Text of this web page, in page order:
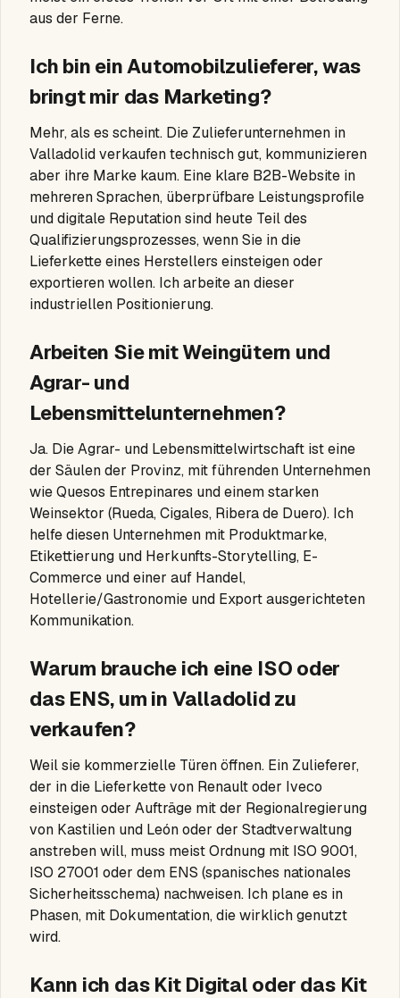
aus der Ferne.
Ich bin ein Automobilzulieferer, was
bringt mir das Marketing?
Mehr, als es scheint. Die Zulieferunternehmen in
Valladolid verkaufen technisch gut, kommunizieren
aber ihre Marke kaum. Eine klare B2B-Website in
mehreren Sprachen, überprüfbare Leistungsprofile
und digitale Reputation sind heute Teil des
Qualifizierungsprozesses, wenn Sie in die
Lieferkette eines Herstellers einsteigen oder
exportieren wollen. Ich arbeite an dieser
industriellen Positionierung.
Arbeiten Sie mit Weingütern und
Agrar- und
Lebensmittelunternehmen?
Ja. Die Agrar- und Lebensmittelwirtschaft ist eine
der Säulen der Provinz, mit führenden Unternehmen
wie Quesos Entrepinares und einem starken
Weinsektor (Rueda, Cigales, Ribera de Duero). Ich
helfe diesen Unternehmen mit Produktmarke,
Etikettierung und Herkunfts-Storytelling, E-
Commerce und einer auf Handel,
Hotellerie/Gastronomie und Export ausgerichteten
Kommunikation.
Warum brauche ich eine ISO oder
das ENS, um in Valladolid zu
verkaufen?
Weil sie kommerzielle Türen öffnen. Ein Zulieferer,
der in die Lieferkette von Renault oder Iveco
einsteigen oder Aufträge mit der Regionalregierung
von Kastilien und León oder der Stadtverwaltung
anstreben will, muss meist Ordnung mit ISO 9001,
ISO 27001 oder dem ENS (spanisches nationales
Sicherheitsschema) nachweisen. Ich plane es in
Phasen, mit Dokumentation, die wirklich genutzt
wird.
Kann ich das Kit Digital oder das Kit